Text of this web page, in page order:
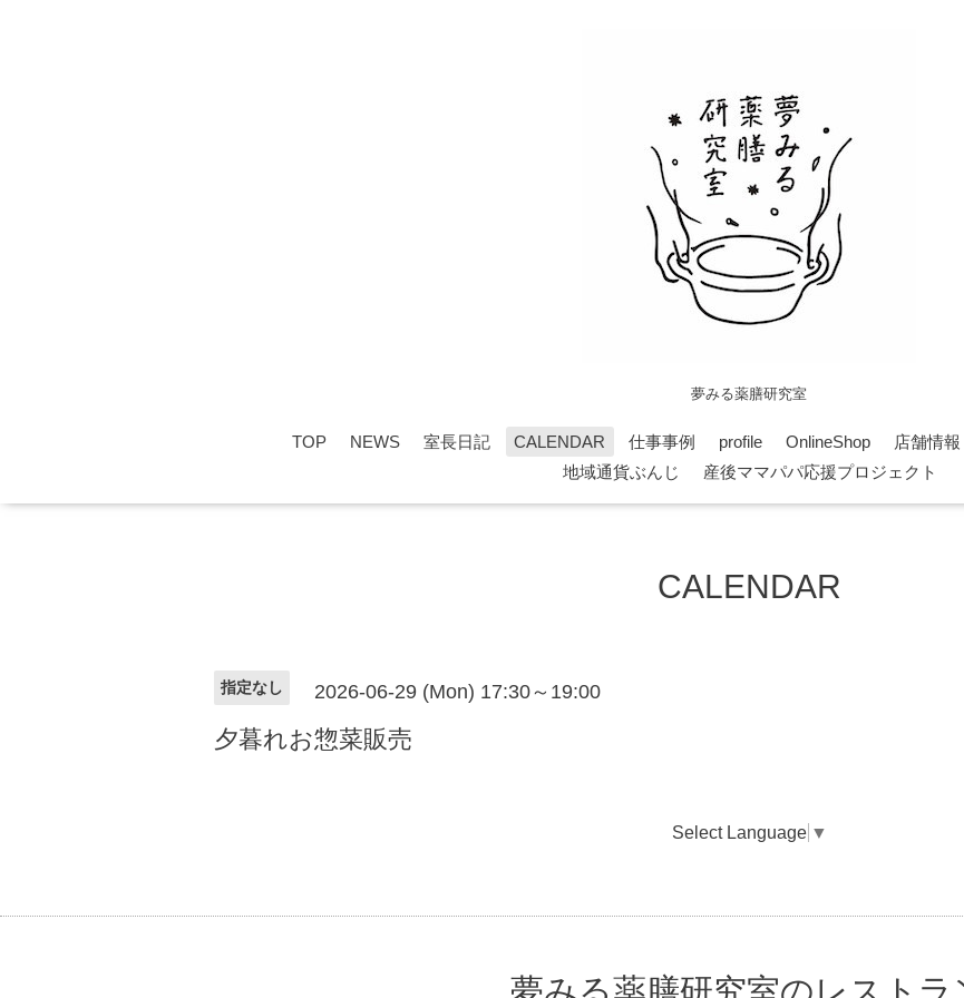
夢みる薬膳研究室
TOP NEWS 室長日記 CALENDAR 仕事事例 profile OnlineShop 店舗情報
地域通貨ぶんじ
産後ママパパ応援プロジェクト
CALENDAR
指定なし 2026-06-29 (Mon) 17:30～19:00
夕暮れお惣菜販売
Select Language ▼